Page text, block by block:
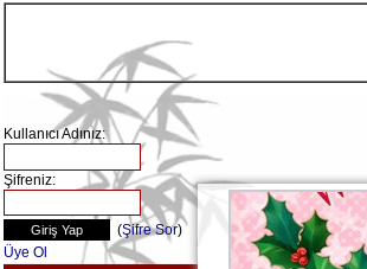
Kullanıcı Adınız:
Şifreniz:
(Şifre Sor)
Üye Ol